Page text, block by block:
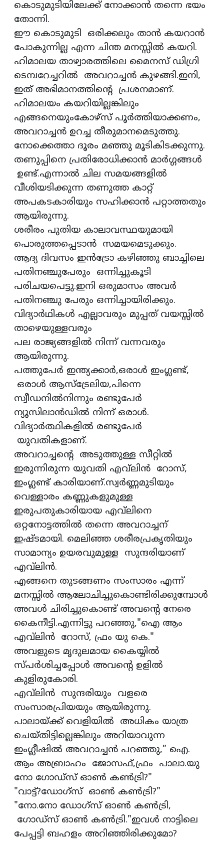
കൊടുമുടിയിലേക്ക് നോക്കാൻ തന്നെ ഭയം
തോന്നി.
ഈ കൊടുമുടി ഒരിക്കലും താൻ കയറാൻ
പോകുന്നില്ല എന്ന ചിന്ത മനസ്സിൽ കയറി.
ഹിമാലയ താഴ്വാരത്തിലെ മൈനസ് ഡിഗ്രി
ടെമ്പറേച്ചറിൽ അവറാച്ചൻ കുഴങ്ങി.ഇനി,
ഇത് അഭിമാനത്തിൻ്റെ പ്രശനമാണ്.
ഹിമാലയം കയറിയില്ലങ്കിലും
എങ്ങനെയുംകോഴ്സ് പൂർത്തിയാക്കണം,
അവറാച്ചൻ ഉറച്ച തീരുമാനമെടുത്തു.
നോക്കെത്താ ദൂരം മഞ്ഞു മൂടികിടക്കുന്നു.
തണുപ്പിനെ പ്രതിരോധിക്കാൻ മാർഗ്ഗങ്ങൾ
ഉണ്ട്.എന്നാൽ ചില സമയങ്ങളിൽ
വീശിയടിക്കുന്ന തണുത്ത കാറ്റ്
അപകടകാരിയും സഹിക്കാൻ പറ്റാത്തതും
ആയിരുന്നു.
ശരീരം പുതിയ കാലാവസ്ഥയുമായി
പൊരുത്തപ്പെടാൻ സമയമെടുക്കും.
ആദ്യ ദിവസം ഇൻട്രോ കഴിഞ്ഞു ബാച്ചിലെ
പതിനഞ്ചുപേരും ഒന്നിച്ചുകൂടി
പരിചയപെട്ടു.ഇനി ഒരുമാസം അവർ
പതിനഞ്ചു പേരും ഒന്നിച്ചായിരിക്കും.
വിദ്യാർഥികൾ എല്ലാവരും മുപ്പത് വയസ്സിൽ
താഴെയുള്ളവരും
പല രാജ്യങ്ങളിൽ നിന്ന് വന്നവരും
ആയിരുന്നു.
പത്തുപേർ ഇന്ത്യക്കാർ,ഒരാൾ ഇംഗ്ലണ്ട്,
ഒരാൾ ആസ്‌ട്രേലിയ,പിന്നെ
സ്വീഡനിൽനിന്നും രണ്ടുപേർ
ന്യൂസിലാൻഡിൽ നിന്ന് ഒരാൾ.
വിദ്യാർത്ഥികളിൽ രണ്ടുപേർ
യുവതികളാണ്.
അവറാച്ചൻ്റെ അടുത്തുള്ള സീറ്റിൽ
ഇരുന്നിരുന്ന യുവതി എവ്‌ലിൻ റോസ്,
ഇംഗ്ലണ്ട് കാരിയാണ്.സ്വർണ്ണമുടിയും
വെള്ളാരം കണ്ണുകളുമുള്ള
ഇരുപതുകാരിയായ എവ്‌ലിനെ
ഒറ്റനോട്ടത്തിൽ തന്നെ അവറാച്ചന്
ഇഷ്ടമായി. മെലിഞ്ഞ ശരീരപ്രകൃതിയും
സാമാന്യം ഉയരവുമുള്ള സുന്ദരിയാണ്
എവ്‌ലിൻ.
എങ്ങനെ തുടങ്ങണം സംസാരം എന്ന്
മനസ്സിൽ ആലോചിച്ചുകൊണ്ടിരിക്കുമ്പോൾ
അവൾ ചിരിച്ചുകൊണ്ട് അവൻ്റെ നേരെ
കൈനീട്ടി.എന്നിട്ടു പറഞ്ഞു,"ഐ ആം
എവ്‌ലിൻ റോസ്, ഫ്രം യു കെ."
അവളുടെ മൃദുലമായ കൈയ്യിൽ
സ്പർശിച്ചപ്പോൾ അവൻ്റെ ഉളിൽ
കുളിരുകോരി.
എവ്‌ലിൻ സുന്ദരിയും വളരെ
സംസാരപ്രിയയും ആയിരുന്നു.
പാലായ്ക്ക് വെളിയിൽ അധികം യാത്ര
ചെയ്തിട്ടില്ലെങ്കിലും അറിയാവുന്ന
ഇംഗ്ലീഷിൽ അവറാച്ചൻ പറഞ്ഞു,” ഐ.
ആം അബ്രാഹം ജോസഫ്,ഫ്രം പാലാ.യു
നോ ഗോഡ്‌സ് ഓൺ കൺട്രി?"
"വാട്ട്?ഡോഗ്‌സ് ഓൺ കൺട്രി?"
"നോ.നോ ഡോഗ്‌സ് ഓൺ കൺട്രി,
ഗോഡ്‌സ് ഓൺ കൺട്രി."ഇവൾ നാട്ടിലെ
പേപ്പട്ടി ബഹളം അറിഞ്ഞിരിക്കുമോ?